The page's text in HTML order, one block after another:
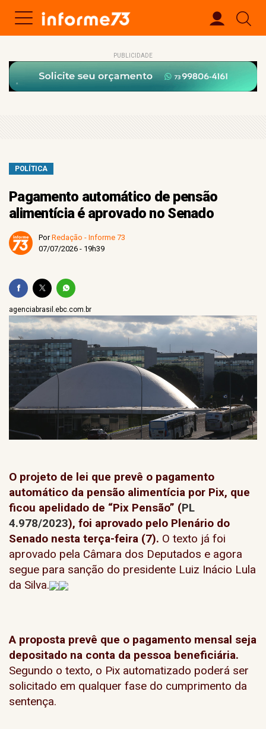
PUBLICIDADE
POLÍTICA
Pagamento automático de pensão
alimentícia é aprovado no Senado
PorRedação - Informe 73
07/07/2026 - 19h39
agenciabrasil.ebc.com.br
O projeto de lei que prevê o pagamento
automático da pensão alimentícia por Pix, que
ficou apelidado de “Pix Pensão” (PL
4.978/2023), foi aprovado pelo Plenário do
Senado nesta terça-feira (7). O texto já foi
aprovado pela Câmara dos Deputados e agora
segue para sanção do presidente Luiz Inácio Lula
da Silva.
A proposta prevê que o pagamento mensal seja
depositado na conta da pessoa beneficiária.
Segundo o texto, o Pix automatizado poderá ser
solicitado em qualquer fase do cumprimento da
sentença.